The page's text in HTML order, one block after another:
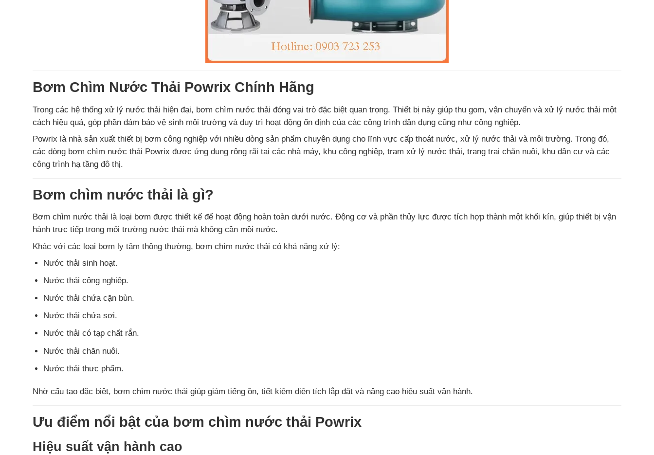
Bơm Chìm Nước Thải Powrix Chính Hãng
Trong các hệ thống xử lý nước thải hiện đại, bơm chìm nước thải đóng vai trò đặc biệt quan trọng. Thiết bị này giúp thu gom, vận chuyển và xử lý nước thải một
cách hiệu quả, góp phần đảm bảo vệ sinh môi trường và duy trì hoạt động ổn định của các công trình dân dụng cũng như công nghiệp.
Powrix là nhà sản xuất thiết bị bơm công nghiệp với nhiều dòng sản phẩm chuyên dụng cho lĩnh vực cấp thoát nước, xử lý nước thải và môi trường. Trong đó,
các dòng bơm chìm nước thải Powrix được ứng dụng rộng rãi tại các nhà máy, khu công nghiệp, trạm xử lý nước thải, trang trại chăn nuôi, khu dân cư và các
công trình hạ tầng đô thị.
Bơm chìm nước thải là gì?
Bơm chìm nước thải là loại bơm được thiết kế để hoạt động hoàn toàn dưới nước. Động cơ và phần thủy lực được tích hợp thành một khối kín, giúp thiết bị vận
hành trực tiếp trong môi trường nước thải mà không cần mồi nước.
Khác với các loại bơm ly tâm thông thường, bơm chìm nước thải có khả năng xử lý:
Nước thải sinh hoạt.
Nước thải công nghiệp.
Nước thải chứa cặn bùn.
Nước thải chứa sợi.
Nước thải có tạp chất rắn.
Nước thải chăn nuôi.
Nước thải thực phẩm.
Nhờ cấu tạo đặc biệt, bơm chìm nước thải giúp giảm tiếng ồn, tiết kiệm diện tích lắp đặt và nâng cao hiệu suất vận hành.
Ưu điểm nổi bật của bơm chìm nước thải Powrix
Hiệu suất vận hành cao